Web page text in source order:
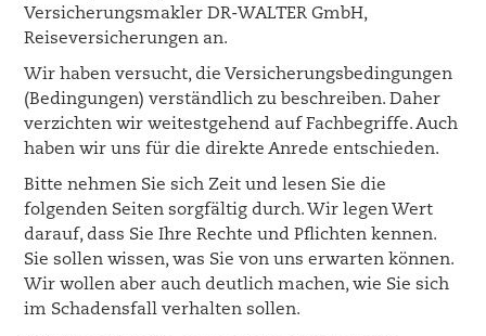
Versicherungsmakler DR-WALTER GmbH,
Reiseversicherungen an.
Wir haben versucht, die Versicherungsbedingungen
(Bedingungen) verständlich zu beschreiben. Daher
verzichten wir weitestgehend auf Fachbegriffe. Auch
haben wir uns für die direkte Anrede entschieden.
Bitte nehmen Sie sich Zeit und lesen Sie die
folgenden Seiten sorgfältig durch. Wir legen Wert
darauf, dass Sie Ihre Rechte und Pflichten kennen.
Sie sollen wissen, was Sie von uns erwarten können.
Wir wollen aber auch deutlich machen, wie Sie sich
im Schadensfall verhalten sollen.